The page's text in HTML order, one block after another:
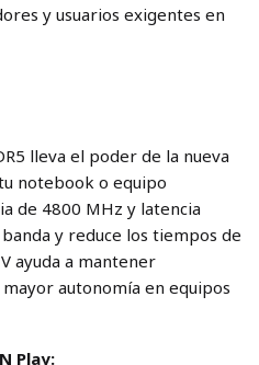
y usuarios exigentes en
lleva el poder de la nueva
notebook o equipo
de 4800 MHz y latencia
y reduce los tiempos de
ayuda a mantener
autonomía en equipos
Play: